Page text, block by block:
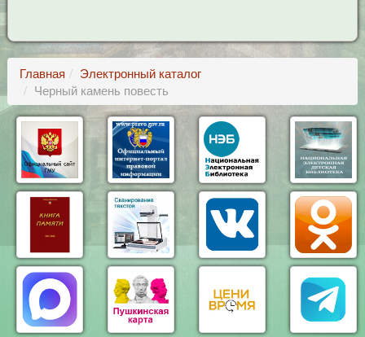
Главная
Электронный каталог
Черный камень повесть